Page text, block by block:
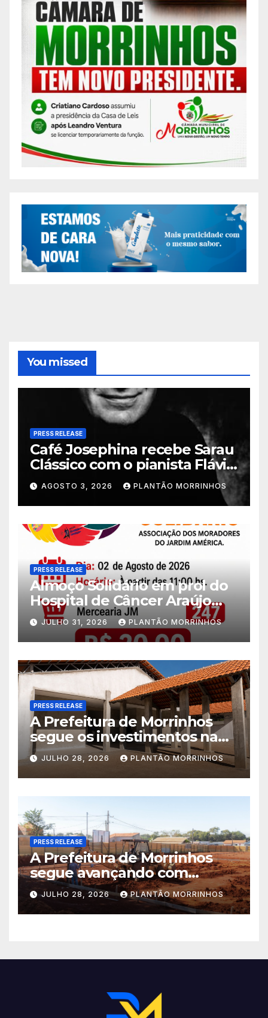
You missed
PRESS RELEASE
Café Josephina recebe Sarau
Clássico com o pianista Flávio
Varani nesta terça-feira
AGOSTO 3, 2026 PLANTÃO MORRINHOS
PRESS RELEASE
Almoço Solidário em prol do
Hospital de Câncer Araújo
Jorge é realizado no Jardim
América
JULHO 31, 2026 PLANTÃO MORRINHOS
PRESS RELEASE
A Prefeitura de Morrinhos
segue os investimentos na
educação. A obra da Escola
Municipal Eudóxio de
Figueiredo avança em ritmo
acelerado e já ganha forma.
JULHO 28, 2026 PLANTÃO MORRINHOS
PRESS RELEASE
A Prefeitura de Morrinhos
segue avançando com
importantes investimentos
no Setor Arca de Noé.
JULHO 28, 2026 PLANTÃO MORRINHOS